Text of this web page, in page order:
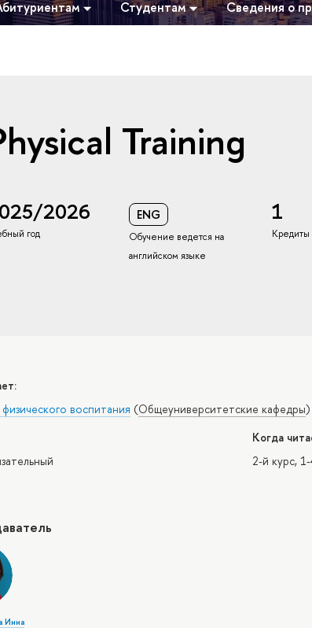
Студентам Сведения о
Training
2026
год
ENG
Обучение ведется на
английском языке
1
Кредиты
воспитания (Общеуниверситетские кафедры)
Когда
2-й курс,
Инна